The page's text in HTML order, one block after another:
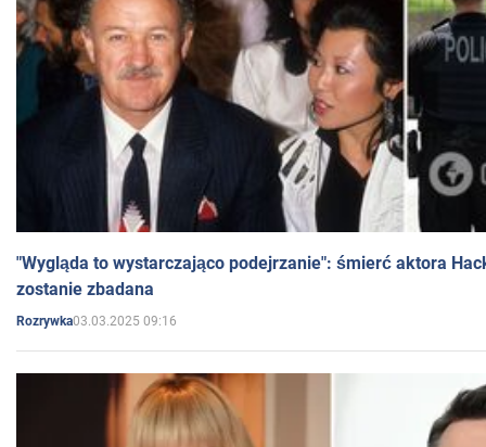
"Wygląda to wystarczająco podejrzanie": śmierć aktora
zostanie zbadana
Rozrywka03.03.2025 09:16